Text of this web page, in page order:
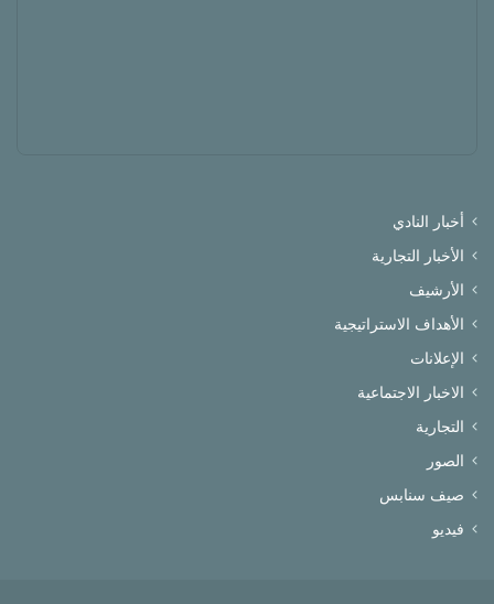
أخبار النادي
الأخبار التجارية
الأرشيف
الأهداف الاستراتيجية
الإعلانات
الاخبار الاجتماعية
التجارية
الصور
صيف سنابس
فيديو